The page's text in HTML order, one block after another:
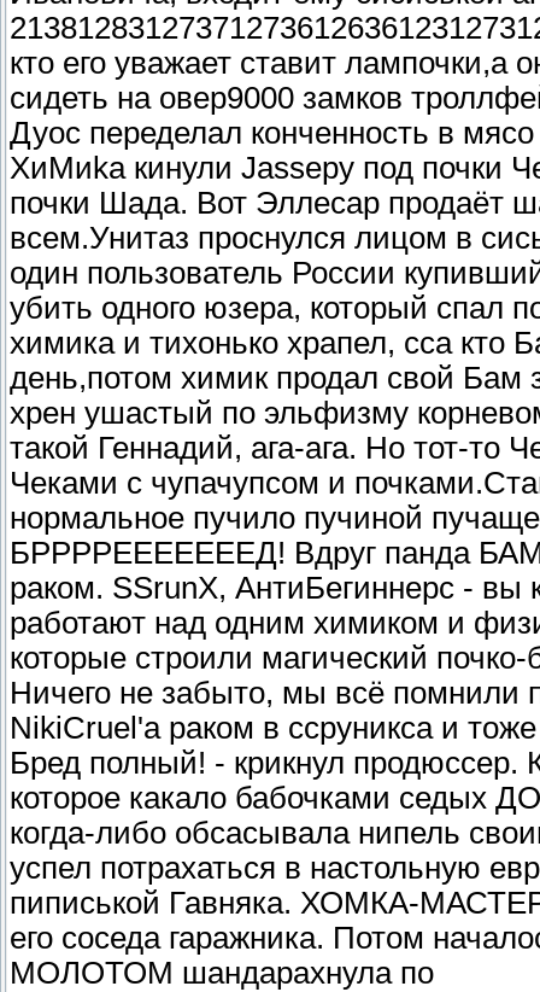
кто его уважает ставит лампочки,а
сидеть на овер9000 замков
Дуос переделал конченность в
ХиМиkа кинули Jassеру под почки
почки Шада. Вот Эллесар продаёт
всем.Унитаз проснулся лицом в
один пользователь России
убить одного юзера, который спал
химика и тихонько храпел, сса кто
день,потом химик продал свой Бам
хрен ушастый по эльфизму
такой Геннадий, ага-ага. Но тот-то
Чеками с чупачупсом и
нормальное пучило пучиной
БРРРРЕЕЕЕЕЕЕД! Вдруг панда
раком. SSrunX, АнтиБегиннерс -
работают над одним химиком и
которые строили магический
Ничего не забыто, мы всё помнили
NikiCruel'a раком в ссруникса и
Бред полный! - крикнул продюссер.
которое какало бабочками седых
когда-либо обсасывала нипель
успел потрахаться в настольную
пиписькой Гавняка. ХОМКА-МАСТЕР
его соседа гаражника. Потом
МОЛОТОМ шандарахнула по